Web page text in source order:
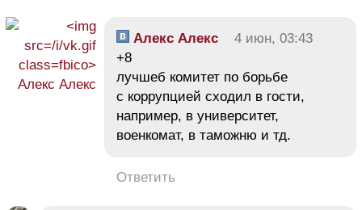
Алекс Алекс
4 июн, 03:43
+8
лучшеб комитет по борьбе
с коррупцией сходил в гости,
например, в университет,
военкомат, в таможню и тд.
Ответить